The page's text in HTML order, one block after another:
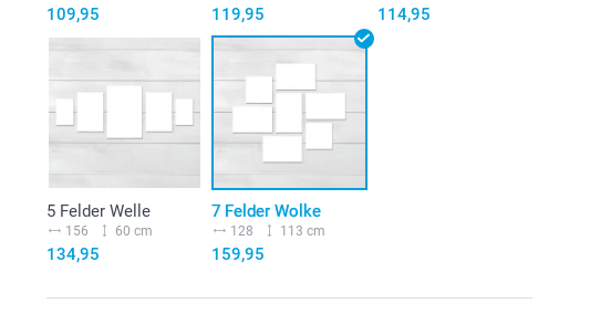
109,95 119,95 114,95
5 Felder Welle
156 60 cm
134,95
7 Felder Wolke
128 113 cm
159,95